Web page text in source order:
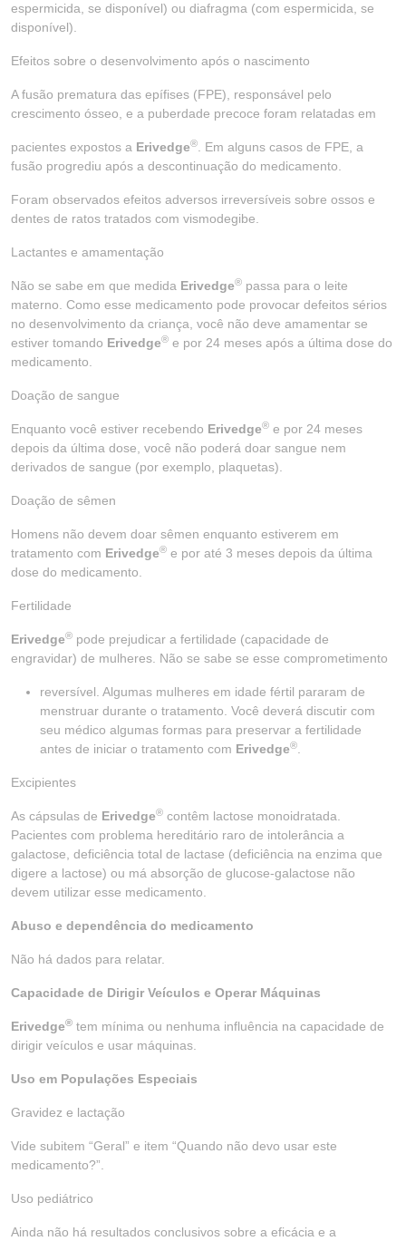
espermicida, se disponível) ou diafragma (com espermicida, se
disponível).
Efeitos sobre o desenvolvimento após o nascimento
A fusão prematura das epífises (FPE), responsável pelo
crescimento ósseo, e a puberdade precoce foram relatadas em
pacientes expostos a Erivedge®
. Em alguns casos de FPE, a
fusão progrediu após a descontinuação do medicamento.
Foram observados efeitos adversos irreversíveis sobre ossos e
dentes de ratos tratados com vismodegibe.
Lactantes e amamentação
Não se sabe em que medida Erivedge® passa para o leite
materno. Como esse medicamento pode provocar defeitos sérios
no desenvolvimento da criança, você não deve amamentar se
estiver tomando Erivedge® e por 24 meses após a última dose do
medicamento.
Doação de sangue
Enquanto você estiver recebendo Erivedge® e por 24 meses
depois da última dose, você não poderá doar sangue nem
derivados de sangue (por exemplo, plaquetas).
Doação de sêmen
Homens não devem doar sêmen enquanto estiverem em
tratamento com Erivedge® e por até 3 meses depois da última
dose do medicamento.
Fertilidade
Erivedge® pode prejudicar a fertilidade (capacidade de
engravidar) de mulheres. Não se sabe se esse comprometimento
reversível. Algumas mulheres em idade fértil pararam de
menstruar durante o tratamento. Você deverá discutir com
seu médico algumas formas para preservar a fertilidade
antes de iniciar o tratamento com Erivedge®
Excipientes
As cápsulas de Erivedge® contêm lactose monoidratada.
Pacientes com problema hereditário raro de intolerância a
galactose, deficiência total de lactase (deficiência na enzima que
digere a lactose) ou má absorção de glucose-galactose não
devem utilizar esse medicamento.
Abuso e dependência do medicamento
Não há dados para relatar.
Capacidade de Dirigir Veículos e Operar Máquinas
Erivedge® tem mínima ou nenhuma influência na capacidade de
dirigir veículos e usar máquinas.
Uso em Populações Especiais
Gravidez e lactação
Vide subitem “Geral” e item “Quando não devo usar este
medicamento?”.
Uso pediátrico
Ainda não há resultados conclusivos sobre a eficácia e a